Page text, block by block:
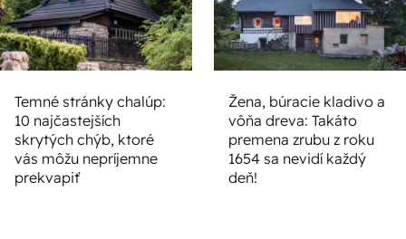
Temné stránky chalúp:
10 najčastejších
skrytých chýb, ktoré
vás môžu nepríjemne
prekvapiť
Žena, búracie kladivo a
vôňa dreva: Takáto
premena zrubu z roku
1654 sa nevidí každý
deň!